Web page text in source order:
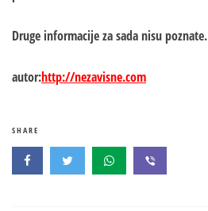
Druge informacije za sada nisu poznate.
autor:http://nezavisne.com
SHARE